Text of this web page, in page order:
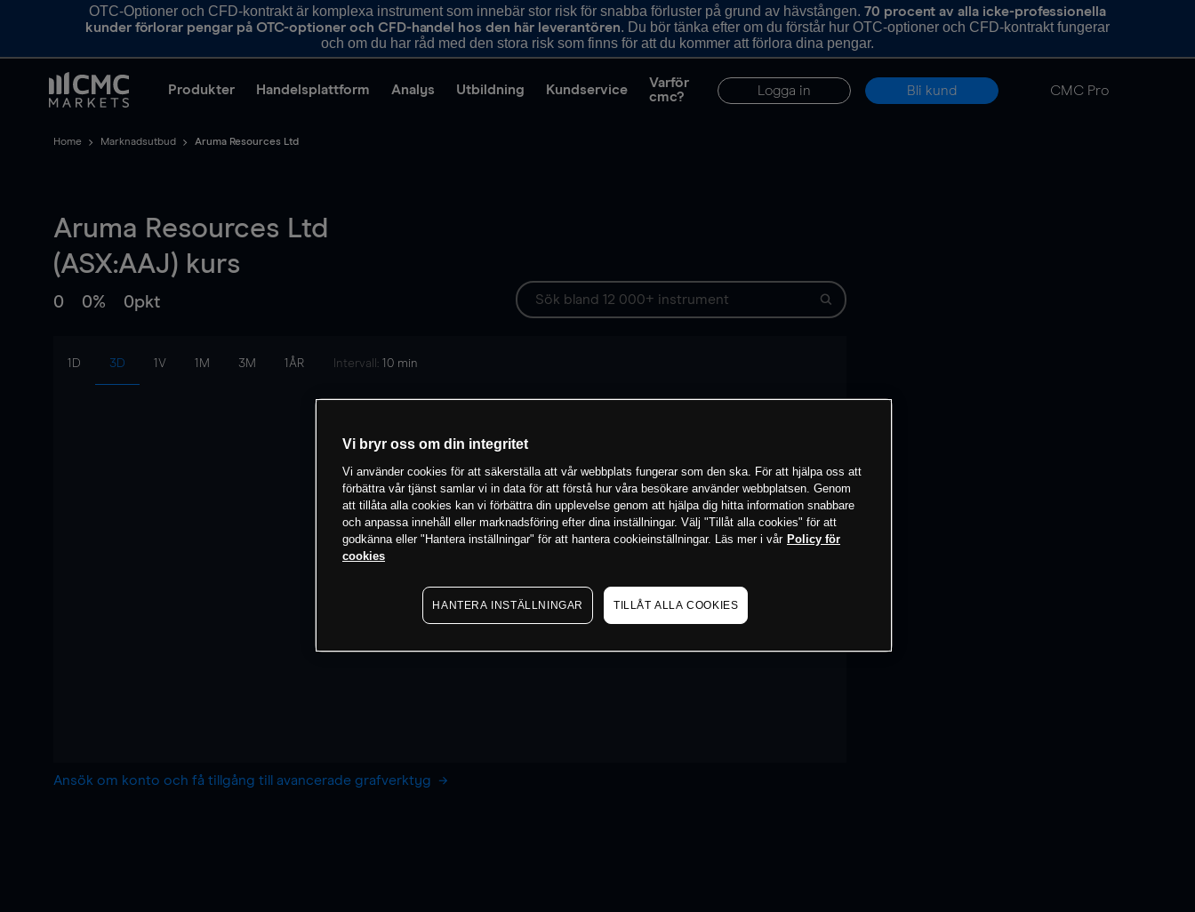
OTC-Optioner och CFD-kontrakt är komplexa instrument som innebär stor risk för snabba förluster på grund av hävstången. 70 procent av alla icke-professionella
kunder förlorar pengar på OTC-optioner och CFD-handel hos den här leverantören. Du bör tänka efter om du förstår hur OTC-optioner och CFD-kontrakt fungerar
och om du har råd med den stora risk som finns för att du kommer att förlora dina pengar.
Produkter Handelsplattform Analys Utbildning Kundservice
Varför
cmc?
Logga in Bli kund CMC Pro
Home Marknadsutbud Aruma Resources Ltd
Aruma Resources Ltd
(ASX:AAJ) kurs
0 0% 0pkt
1D 3D 1V 1M 3M 1ÅR Intervall: 10 min
Ansök om konto och få tillgång till avancerade grafverktyg
Vi bryr oss om din integritet
Vi använder cookies för att säkerställa att vår webbplats fungerar som den ska. För att hjälpa oss att
förbättra vår tjänst samlar vi in data för att förstå hur våra besökare använder webbplatsen. Genom
att tillåta alla cookies kan vi förbättra din upplevelse genom att hjälpa dig hitta information snabbare
och anpassa innehåll eller marknadsföring efter dina inställningar. Välj "Tillåt alla cookies" för att
godkänna eller "Hantera inställningar" för att hantera cookieinställningar. Läs mer i vår Policy för
cookies
HANTERA INSTÄLLNINGAR TILLÅT ALLA COOKIES